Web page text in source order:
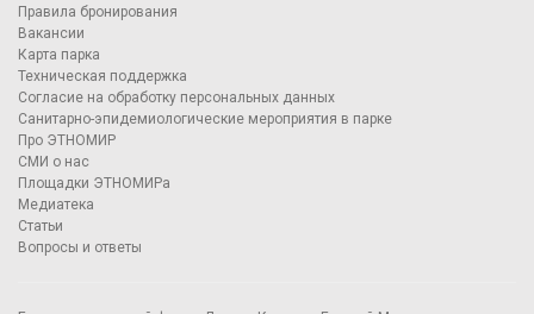
Правила бронирования
Вакансии
Карта парка
Техническая поддержка
Согласие на обработку персональных данных
Санитарно-эпидемиологические мероприятия в парке
Про ЭТНОМИР
СМИ о нас
Площадки ЭТНОМИРа
Медиатека
Статьи
Вопросы и ответы